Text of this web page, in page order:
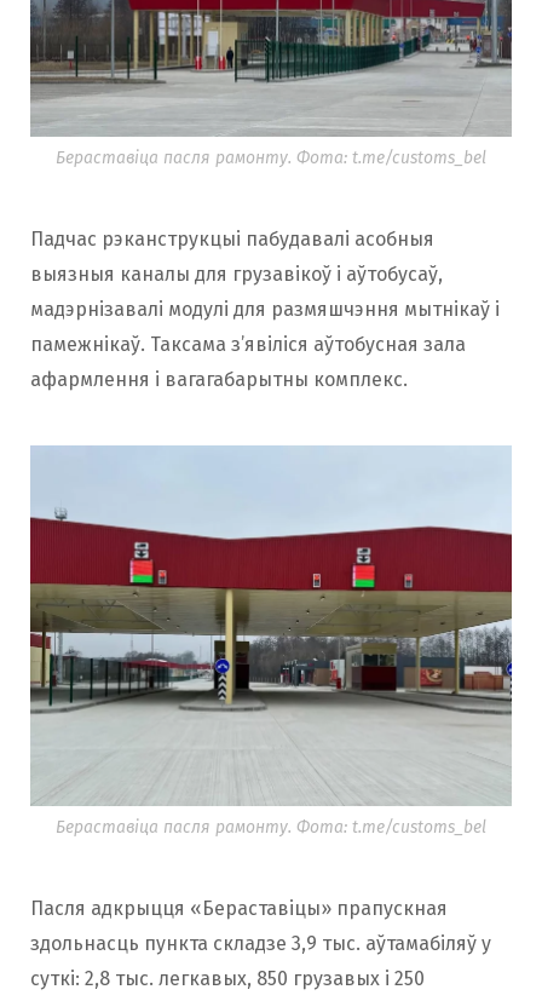
Бераставіца пасля рамонту. Фота: t.me/customs_bel
Падчас рэканструкцыі пабудавалі асобныя
выязныя каналы для грузавікоў і аўтобусаў,
мадэрнізавалі модулі для размяшчэння мытнікаў і
памежнікаў. Таксама з’явіліся аўтобусная зала
афармлення і вагагабарытны комплекс.
Бераставіца пасля рамонту. Фота: t.me/customs_bel
Пасля адкрыцця «Бераставіцы» прапускная
здольнасць пункта складзе 3,9 тыс. аўтамабіляў у
суткі: 2,8 тыс. легкавых, 850 грузавых і 250